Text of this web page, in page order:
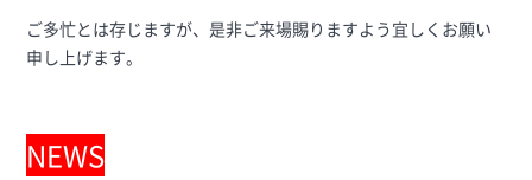
ご多忙とは存じますが、是非ご来場賜りますよう宜しくお願い
申し上げます。
NEWS